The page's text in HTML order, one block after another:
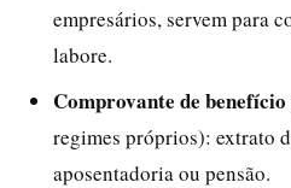
empresários, servem para
labore.
Comprovante de
regimes próprios): extrato
aposentadoria ou pensão.